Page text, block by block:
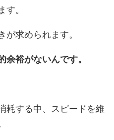
す。
が求められます。
余裕がないんです。
耗する中、スピードを維